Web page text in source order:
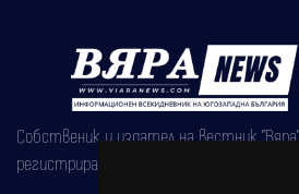
Собственик и издател на вестник
регистрирана на 08.05.2002 година.